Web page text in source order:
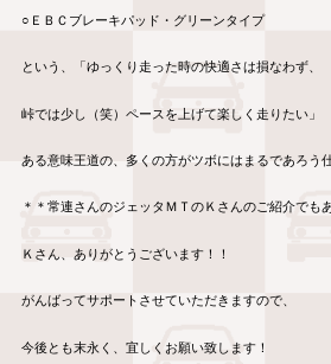
○ＥＢＣブレーキパッド・グリーンタイプ
という、「ゆっくり走った時の快適さは損なわず、
峠では少し（笑）ペースを上げて楽しく走りたい」
ある意味王道の、多くの方がツボにはまるであろう
＊＊常連さんのジェッタＭＴのＫさんのご紹介でも
Ｋさん、ありがとうございます！！
がんばってサポートさせていただきますので、
今後とも末永く、宜しくお願い致します！